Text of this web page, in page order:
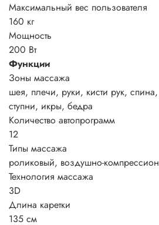
Максимальный вес пользователя
160 кг
Мощность
200 Вт
Функции
Зоны массажа
шея, плечи, руки, кисти рук,
ступни, икры, бедра
Количество автопрограмм
12
Типы массажа
роликовый, воздушно-
Технология массажа
3D
Длина каретки
135 см